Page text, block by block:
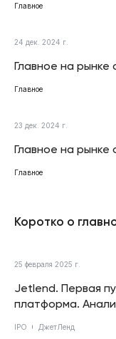
Главное
24 дек. 2024 г.
Главное на рынке
Главное
23 дек. 2024 г.
Главное на рынке
Главное
Коротко о
25 февраля 2025 г.
Jetlend. Первая
платформа.
IPO ДжетЛенд